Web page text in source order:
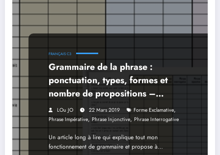
FRANÇAIS C3
Grammaire de la phrase :
ponctuation, types, formes et
nombre de propositions –
CM1/CM2
LOu JO 22 Mars 2019 Forme Exclamative,
Phrase Impérative, Phrase Injonctive, Phrase Interrogative
Un article long à lire qui explique tout mon
fonctionnement de grammaire et propose à…